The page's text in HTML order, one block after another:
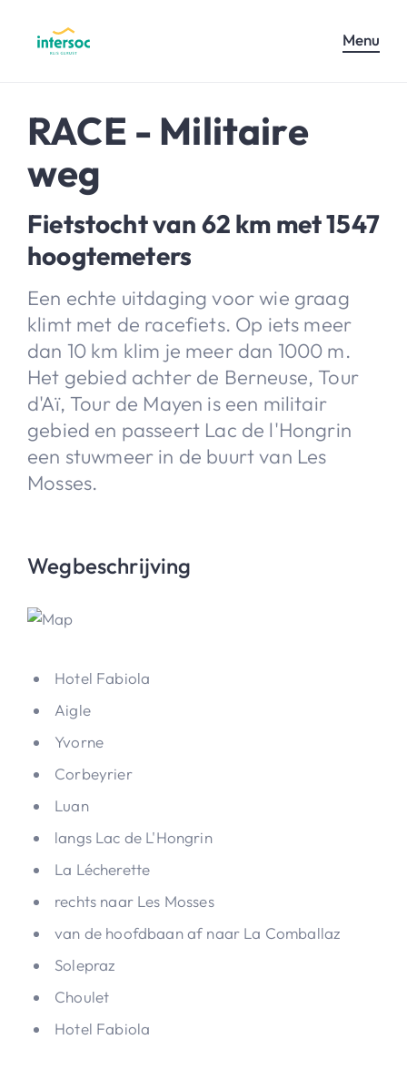
Menu
RACE - Militaire
weg
Fietstocht van 62 km met 1547
hoogtemeters
Een echte uitdaging voor wie graag
klimt met de racefiets. Op iets meer
dan 10 km klim je meer dan 1000 m.
Het gebied achter de Berneuse, Tour
d'Aï, Tour de Mayen is een militair
gebied en passeert Lac de l'Hongrin
een stuwmeer in de buurt van Les
Mosses.
Wegbeschrijving
Hotel Fabiola
Aigle
Yvorne
Corbeyrier
Luan
langs Lac de L'Hongrin
La Lécherette
rechts naar Les Mosses
van de hoofdbaan af naar La Comballaz
Solepraz
Choulet
Hotel Fabiola